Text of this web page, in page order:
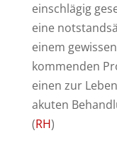
einschlägig
eine
einem
kommenden
einen zur
akuten
(RH)